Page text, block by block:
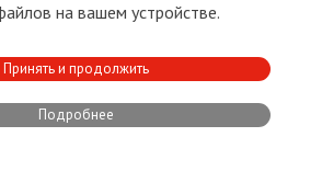
заводами Ильича (в Мариуполе). И
с 2014 начали в ЕС сбывать
Так что не было у них
значительных экономических
"страданий " ни после 1991 ни в
2014. (которые могли бы их
на вашем устройстве.
Принять и продолжить
Подробнее